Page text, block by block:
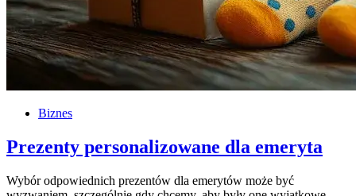
Biznes
Prezenty personalizowane dla emeryta
Wybór odpowiednich prezentów dla emerytów może być